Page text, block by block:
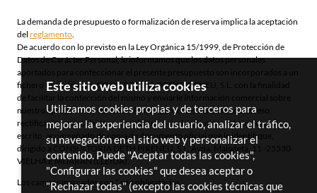
La demanda de presupuesto o formalización de reserva implica la aceptación
del reglamento.
De acuerdo con lo previsto en la Ley Orgánica 15/1999, de Protección de
Datos de Carácter Personal, le informamos que los datos personales
aportados para confeccionar el presente presupuesto son incorporados a un
fichero titularidad de CONSULTORIA DETH PIRENEU, S.L. con la finalidad
de facilitar la confección del mismo y enviarle información comercial sobre
nuestros productos y servicios. Puede ejercer los derechos de acceso,
rectificación, cancelación y oposición en cualquier momento, mediante
escrito, acompañado de copia de documento oficial que le identifique,
dirigido a CONSULTORIA DETH PIRENEU, S.L. Avda. Maladeta, 11 -25530-
VIELHA E MIJARAN (LLEIDA).
Los campos marcados con*són obligatorios
Este sitio web utiliza cookies
Utilizamos cookies propias y de terceros para
mejorar la experiencia del usuario, analizar el tráfico,
su navegación en el sitio web y personalizar el
contenido. Puede "Aceptar todas las cookies",
"Configurar las cookies" que desea aceptar o
"Rechazar todas" (excepto las cookies técnicas que